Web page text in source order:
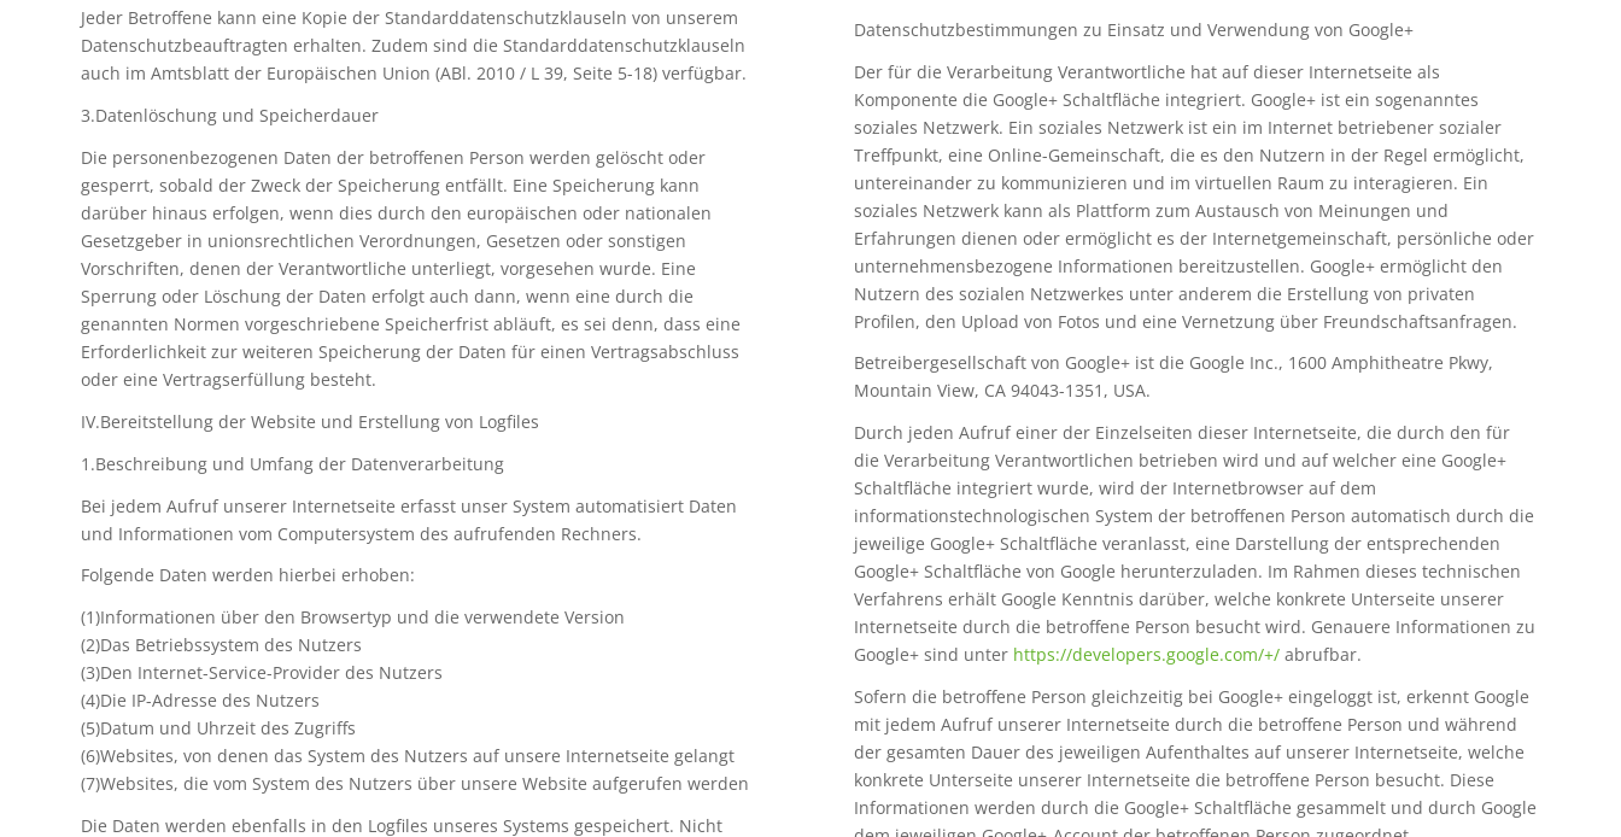
Jeder Betroffene kann eine Kopie der Standarddatenschutzklauseln von unserem
Datenschutzbeauftragten erhalten. Zudem sind die Standarddatenschutzklauseln
auch im Amtsblatt der Europäischen Union (ABl. 2010 / L 39, Seite 5-18) verfügbar.
3.Datenlöschung und Speicherdauer
Die personenbezogenen Daten der betroffenen Person werden gelöscht oder
gesperrt, sobald der Zweck der Speicherung entfällt. Eine Speicherung kann
darüber hinaus erfolgen, wenn dies durch den europäischen oder nationalen
Gesetzgeber in unionsrechtlichen Verordnungen, Gesetzen oder sonstigen
Vorschriften, denen der Verantwortliche unterliegt, vorgesehen wurde. Eine
Sperrung oder Löschung der Daten erfolgt auch dann, wenn eine durch die
genannten Normen vorgeschriebene Speicherfrist abläuft, es sei denn, dass eine
Erforderlichkeit zur weiteren Speicherung der Daten für einen Vertragsabschluss
oder eine Vertragserfüllung besteht.
IV.Bereitstellung der Website und Erstellung von Logfiles
1.Beschreibung und Umfang der Datenverarbeitung
Bei jedem Aufruf unserer Internetseite erfasst unser System automatisiert Daten
und Informationen vom Computersystem des aufrufenden Rechners.
Folgende Daten werden hierbei erhoben:
(1)Informationen über den Browsertyp und die verwendete Version
(2)Das Betriebssystem des Nutzers
(3)Den Internet-Service-Provider des Nutzers
(4)Die IP-Adresse des Nutzers
(5)Datum und Uhrzeit des Zugriffs
(6)Websites, von denen das System des Nutzers auf unsere Internetseite gelangt
(7)Websites, die vom System des Nutzers über unsere Website aufgerufen werden
Die Daten werden ebenfalls in den Logfiles unseres Systems gespeichert. Nicht
Datenschutzbestimmungen zu Einsatz und Verwendung von Google+
Der für die Verarbeitung Verantwortliche hat auf dieser Internetseite als
Komponente die Google+ Schaltfläche integriert. Google+ ist ein sogenanntes
soziales Netzwerk. Ein soziales Netzwerk ist ein im Internet betriebener sozialer
Treffpunkt, eine Online-Gemeinschaft, die es den Nutzern in der Regel ermöglicht,
untereinander zu kommunizieren und im virtuellen Raum zu interagieren. Ein
soziales Netzwerk kann als Plattform zum Austausch von Meinungen und
Erfahrungen dienen oder ermöglicht es der Internetgemeinschaft, persönliche oder
unternehmensbezogene Informationen bereitzustellen. Google+ ermöglicht den
Nutzern des sozialen Netzwerkes unter anderem die Erstellung von privaten
Profilen, den Upload von Fotos und eine Vernetzung über Freundschaftsanfragen.
Betreibergesellschaft von Google+ ist die Google Inc., 1600 Amphitheatre Pkwy,
Mountain View, CA 94043-1351, USA.
Durch jeden Aufruf einer der Einzelseiten dieser Internetseite, die durch den für
die Verarbeitung Verantwortlichen betrieben wird und auf welcher eine Google+
Schaltfläche integriert wurde, wird der Internetbrowser auf dem
informationstechnologischen System der betroffenen Person automatisch durch die
jeweilige Google+ Schaltfläche veranlasst, eine Darstellung der entsprechenden
Google+ Schaltfläche von Google herunterzuladen. Im Rahmen dieses technischen
Verfahrens erhält Google Kenntnis darüber, welche konkrete Unterseite unserer
Internetseite durch die betroffene Person besucht wird. Genauere Informationen zu
Google+ sind unter https://developers.google.com/+/ abrufbar.
Sofern die betroffene Person gleichzeitig bei Google+ eingeloggt ist, erkennt Google
mit jedem Aufruf unserer Internetseite durch die betroffene Person und während
der gesamten Dauer des jeweiligen Aufenthaltes auf unserer Internetseite, welche
konkrete Unterseite unserer Internetseite die betroffene Person besucht. Diese
Informationen werden durch die Google+ Schaltfläche gesammelt und durch Google